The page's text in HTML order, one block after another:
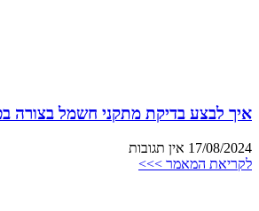
איך לבצע בדיקת מתקני חשמל בצורה
17/08/2024 אין תגובות
לקריאת המאמר >>>